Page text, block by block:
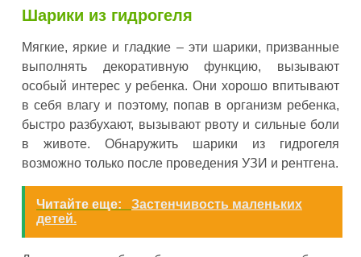
Шарики из гидрогеля
Мягкие, яркие и гладкие – эти шарики, призванные
выполнять декоративную функцию, вызывают
особый интерес у ребенка. Они хорошо впитывают
в себя влагу и поэтому, попав в организм ребенка,
быстро разбухают, вызывают рвоту и сильные боли
в животе. Обнаружить шарики из гидрогеля
возможно только после проведения УЗИ и рентгена.
Читайте еще:
Застенчивость маленьких
детей.